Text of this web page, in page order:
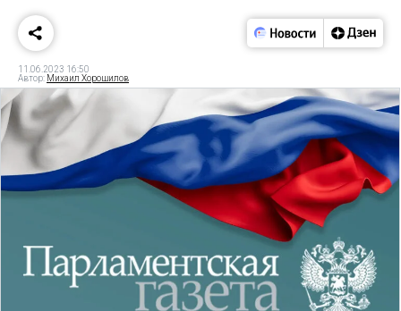
11.06.2023 16:50
Автор: Михаил Хорошилов